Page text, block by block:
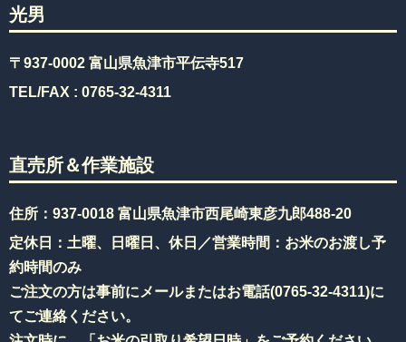
光男
〒937-0002 富山県魚津市平伝寺517
TEL/FAX : 0765-32-4311
直売所＆作業施設
住所：937-0018 富山県魚津市西尾崎東彦九郎488-20
定休日：土曜、日曜日、休日／営業時間：お米のお渡し予
約時間のみ
ご注文の方は事前にメールまたはお電話(0765-32-4311)に
てご連絡ください。